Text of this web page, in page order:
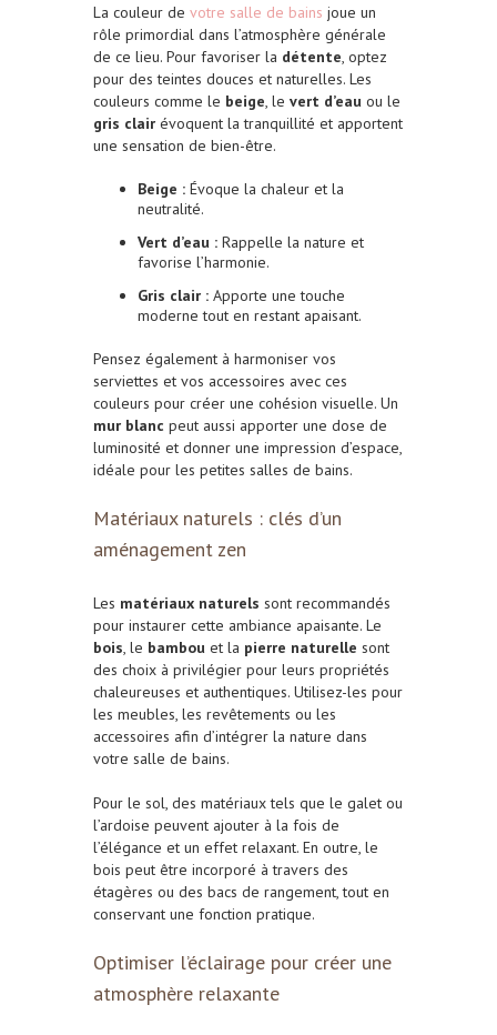
La couleur de votre salle de bains joue un
rôle primordial dans l’atmosphère générale
de ce lieu. Pour favoriser la détente, optez
pour des teintes douces et naturelles. Les
couleurs comme le beige, le vert d’eau ou le
gris clair évoquent la tranquillité et apportent
une sensation de bien-être.
Beige : Évoque la chaleur et la
neutralité.
Vert d’eau : Rappelle la nature et
favorise l’harmonie.
Gris clair : Apporte une touche
moderne tout en restant apaisant.
Pensez également à harmoniser vos
serviettes et vos accessoires avec ces
couleurs pour créer une cohésion visuelle. Un
mur blanc peut aussi apporter une dose de
luminosité et donner une impression d’espace,
idéale pour les petites salles de bains.
Matériaux naturels : clés d’un
aménagement zen
Les matériaux naturels sont recommandés
pour instaurer cette ambiance apaisante. Le
bois, le bambou et la pierre naturelle sont
des choix à privilégier pour leurs propriétés
chaleureuses et authentiques. Utilisez-les pour
les meubles, les revêtements ou les
accessoires afin d’intégrer la nature dans
votre salle de bains.
Pour le sol, des matériaux tels que le galet ou
l’ardoise peuvent ajouter à la fois de
l’élégance et un effet relaxant. En outre, le
bois peut être incorporé à travers des
étagères ou des bacs de rangement, tout en
conservant une fonction pratique.
Optimiser l’éclairage pour créer une
atmosphère relaxante